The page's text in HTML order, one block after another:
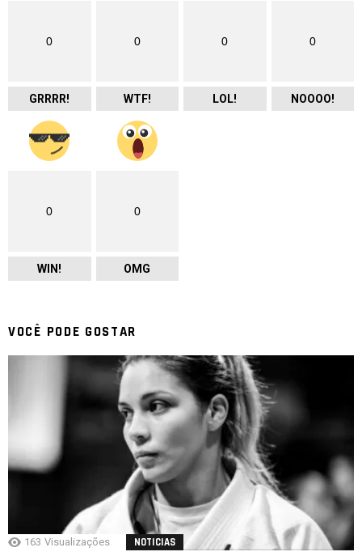
0
GRRRR!
0
WTF!
0
LOL!
0
NOOOO!
0
WIN!
0
OMG
VOCÊ PODE GOSTAR
163 Visualizações NOTICIAS